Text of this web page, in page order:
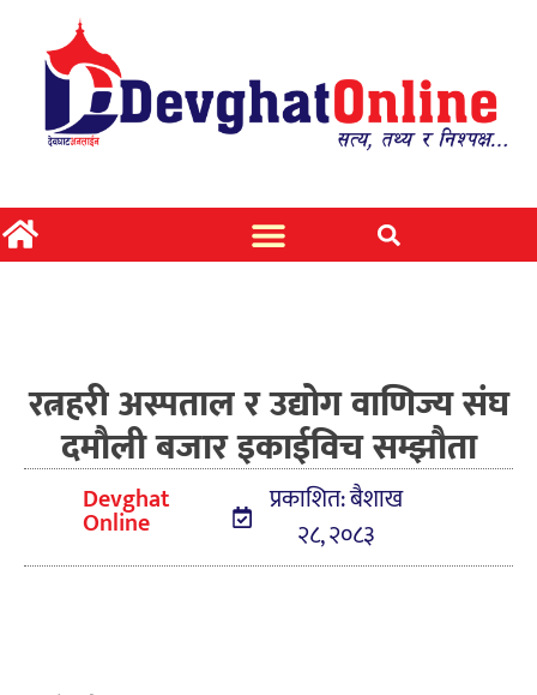
रत्नहरी अस्पताल र उद्योग वाणिज्य संघ
दमौली बजार इकाईविच सम्झौता
Devghat
Online
प्रकाशित: बैशाख
२८, २०८३